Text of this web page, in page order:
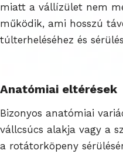
miatt a vállízület nem
működik, ami hosszú
túlterheléséhez és
Anatómiai eltérések
Bizonyos anatómiai
vállcsúcs alakja vagy a
a rotátorköpeny